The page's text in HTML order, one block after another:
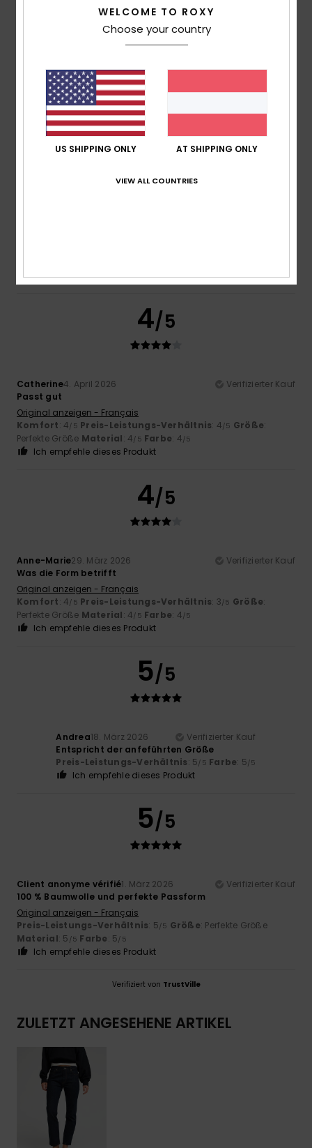
Original anzeigen - Português
Komfort: 5/5 Preis-Leistungs-Verhältnis
Material: 5/5 Farbe: 5/5
Ich empfehle dieses Produkt
5
Perfekte GrößeMaterial: 5/5 Farbe: 5/5
4/5
Catherine4. April 2026
Verifizierter Kauf
Passt gut
Original anzeigen - Français
Komfort: 4/5 Preis-Leistungs-Verhältnis: 4/5 Größe:
Perfekte Größe Material: 4/5 Farbe: 4/5
Ich empfehle dieses Produkt
4/5
Anne-Marie29. März 2026
Verifizierter Kauf
Was die Form betrifft
Original anzeigen - Français
Komfort: 4/5 Preis-Leistungs-Verhältnis: 3/5 Größe:
Perfekte Größe Material: 4/5 Farbe: 4/5
Ich empfehle dieses Produkt
5/5
Andrea18. März 2026
Verifizierter Kauf
Entspricht der anfeführten Größe
Preis-Leistungs-Verhältnis: 5/5 Farbe: 5/5
Ich empfehle dieses Produkt
5/5
Client anonyme vérifié1. März 2026
Verifizierter Kauf
100 % Baumwolle und perfekte Passform
Original anzeigen - Français
Preis-Leistungs-Verhältnis: 5/5 Größe: Perfekte Größe
Material: 5 /5 Farbe: 5/5
Ich empfehle dieses Produkt
Verifiziert von TrustVille
ZULETZT ANGESEHENE ARTIKEL
WELCOME TO ROXY
Choose your country
US SHIPPING ONLY AT SHIPPING ONLY
VIEW ALL COUNTRIES